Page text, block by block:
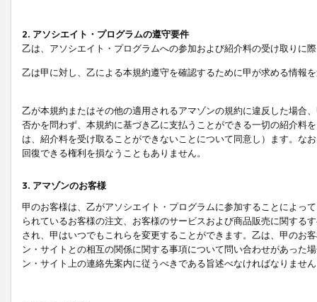
2. アソシエイト・プログラムの遵守要件
乙は、アソシエイト・プログラムへの参加および紹介料の受け取りに
乙は甲に対し、乙による本規約遵守を確認するために甲が求める情報
乙が本規約またはその他の適用されるアマゾンの規約に違反した場合
否かを問わず、本規約に基づき乙に支払うことができる一切の紹介料
は、紹介料を受け取ることができないことについて同意し）ます。な
回復できる権利を損なうこともありません。
3. アマゾンのお客様
甲のお客様は、乙がアソシエイト・プログラムに参加することによっ
られているお客様の注文、お客様のサービスおよび商品販売に関する
され、甲はいつでもこれらを変更することができます。乙は、甲のお
ン・サイトとの相互の関係に関する事項について問い合わせがあった
ン・サイト上の連絡先案内に従うべきである旨述べなければなりませ